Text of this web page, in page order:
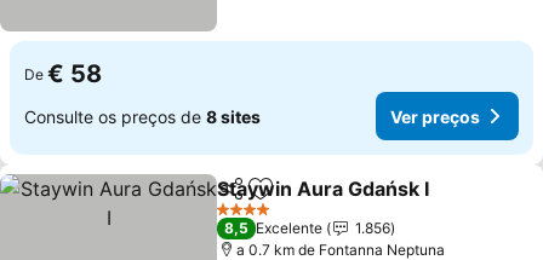
De € 58
Consulte os preços de 8 sites Ver preços
PartilharAdicionar aos favoritos
Staywin Aura Gdańsk I
4 Estrelas
8,5 Excelente
1.856
a 0.7 km de Fontanna Neptuna